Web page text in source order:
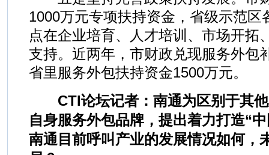
1000万元专项扶持资金，省级示范区
点在企业培育、人才培训、市场开拓
支持。近两年，市财政兑现服务外包
省里服务外包扶持资金1500万元。
CTI论坛记者：南通为区别于其他
自身服务外包品牌，提出着力打造“
南通目前呼叫产业的发展情况如何，